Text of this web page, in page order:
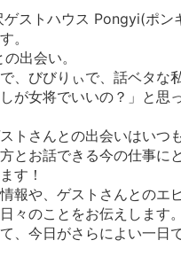
ゲストハウス Pongyi(ポン
。
出会い。
、びびりぃで、話ベタな私
しが女将でいいの？」と思
トさんとの出会いはいつ
とお話できる今の仕事に
す！
報や、ゲストさんとのエ
々のことをお伝えします。
、今日がさらによい一日